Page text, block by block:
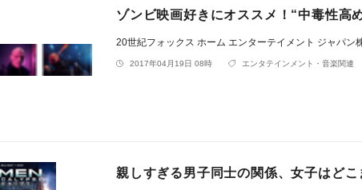
ゾンビ映画好きにオススメ！“中毒性高
20世紀フォックス ホーム エンターテイメント ジャパン
2017年04月19日 08時 エンタテインメント・音楽関連
親しすぎる男子同士の関係、女子はどこ